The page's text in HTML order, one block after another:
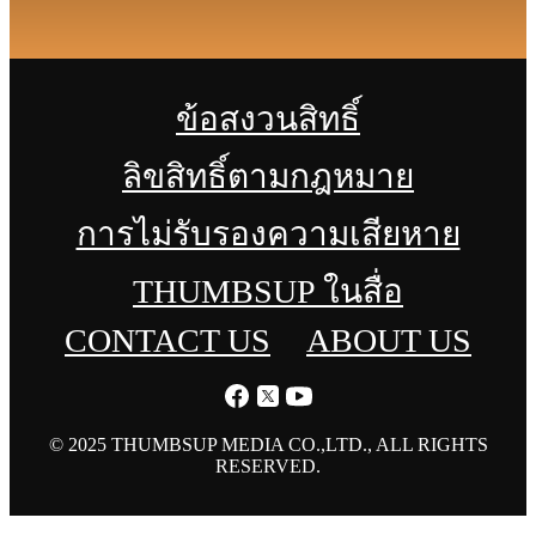
ข้อสงวนสิทธิ์
ลิขสิทธิ์ตามกฎหมาย
การไม่รับรองความเสียหาย
THUMBSUP ในสื่อ
CONTACT US
ABOUT US
© 2025 THUMBSUP MEDIA CO.,LTD., ALL RIGHTS
RESERVED.